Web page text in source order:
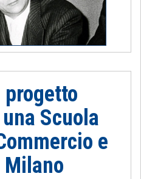
progetto
Scuola
e
Milano